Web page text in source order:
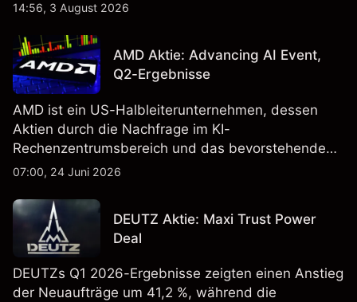
14:56, 3 August 2026
AMD Aktie: Advancing AI Event,
Q2-Ergebnisse
AMD ist ein US-Halbleiterunternehmen, dessen
Aktien durch die Nachfrage im KI-
Rechenzentrumsbereich und das bevorstehende
„Advancing AI 2026"-Event im Juli Aufmerksamkeit
Vergangenheit ist kein verlässlicher Indikator für
zukünftige Ergebnisse.
07:00, 24 Juni 2026
DEUTZ Aktie: Maxi Trust Power
Deal
DEUTZs Q1 2026-Ergebnisse zeigten einen Anstieg
der Neuaufträge um 41,2 %, während die